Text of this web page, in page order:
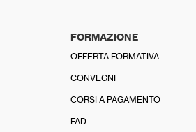
FORMAZIONE
OFFERTA FORMATIVA
CONVEGNI
CORSI A PAGAMENTO
FAD